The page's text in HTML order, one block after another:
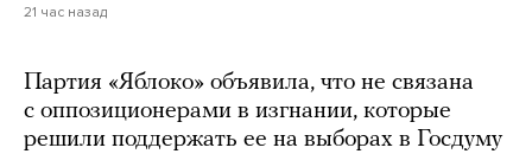
21 час назад
Партия «Яблоко» объявила, что не связана
с оппозиционерами в изгнании, которые
решили поддержать ее на выборах в Госдуму